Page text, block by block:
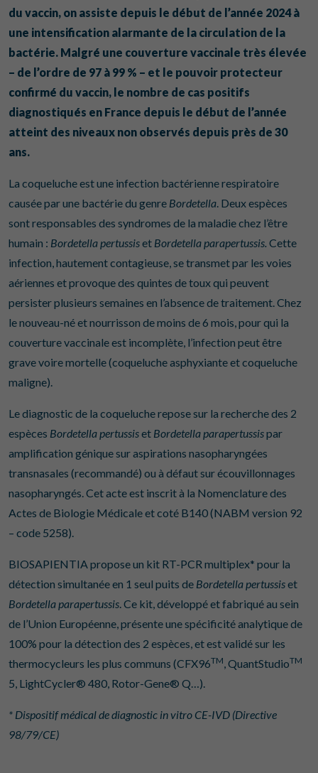
du vaccin, on assiste depuis le début de l’année 2024 à
une intensification alarmante de la circulation de la
bactérie. Malgré une couverture vaccinale très élevée
– de l’ordre de 97 à 99 % – et le pouvoir protecteur
confirmé du vaccin, le nombre de cas positifs
diagnostiqués en France depuis le début de l’année
atteint des niveaux non observés depuis près de 30
ans.
La coqueluche est une infection bactérienne respiratoire
causée par une bactérie du genre Bordetella . Deux espèces
sont responsables des syndromes de la maladie chez l’être
humain : Bordetella pertussiset Bordetella parapertussis. Cette
infection, hautement contagieuse, se transmet par les voies
aériennes et provoque des quintes de toux qui peuvent
persister plusieurs semaines en l’absence de traitement. Chez
le nouveau-né et nourrisson de moins de 6 mois, pour qui la
couverture vaccinale est incomplète, l’infection peut être
grave voire mortelle (coqueluche asphyxiante et coqueluche
maligne).
Le diagnostic de la coqueluche repose sur la recherche des 2
espèces Bordetella pertussiset Bordetella parapertussispar
amplification génique sur aspirations nasopharyngées
transnasales (recommandé) ou à défaut sur écouvillonnages
nasopharyngés. Cet acte est inscrit à la Nomenclature des
Actes de Biologie Médicale et coté B140 (NABM version 92
– code 5258).
BIOSAPIENTIA propose un kit RT-PCR multiplex* pour la
détection simultanée en 1 seul puits de Bordetella pertussiset
Bordetella parapertussis . Ce kit, développé et fabriqué au sein
de l’Union Européenne, présente une spécificité analytique de
100% pour la détection des 2 espèces, et est validé sur les
thermocycleurs les plus communs (CFX96TM , QuantStudioTM
5, LightCycler® 480, Rotor-Gene® Q…).
* Dispositif médical de diagnostic in vitro CE-IVD (Directive
98/79/CE)